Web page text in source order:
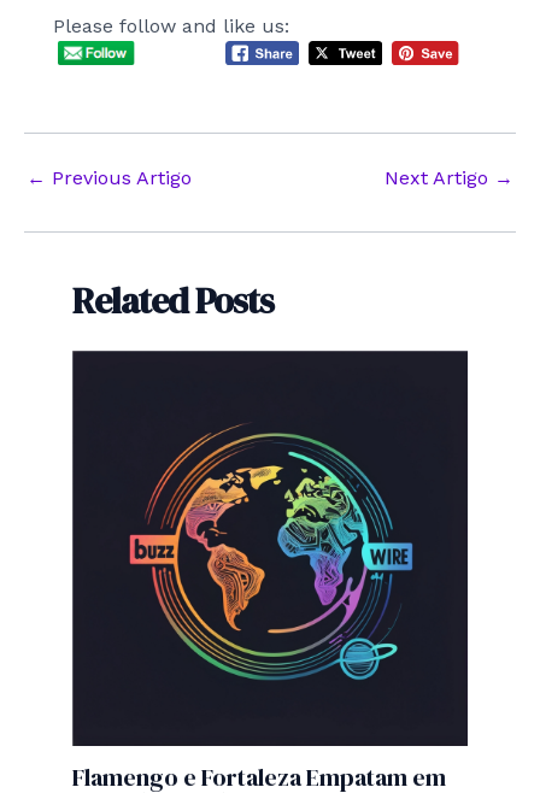
Please follow and like us:
Post
← Previous Artigo Next Artigo →
Related Posts
Flamengo e Fortaleza Empatam em